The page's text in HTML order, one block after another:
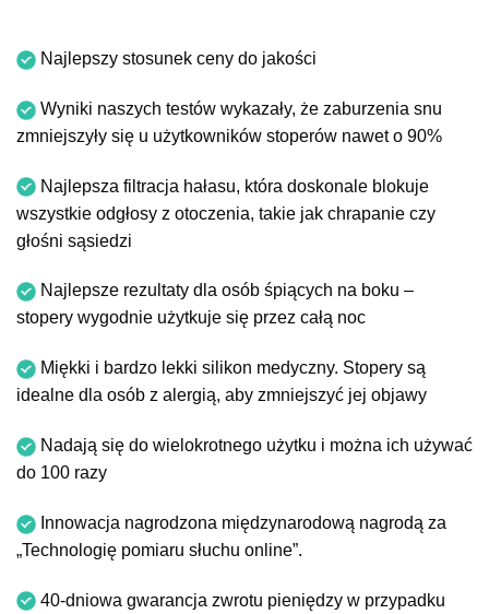
Najlepszy stosunek ceny do jakości
Wyniki naszych testów wykazały, że zaburzenia snu
zmniejszyły się u użytkowników stoperów nawet o 90%
Najlepsza filtracja hałasu, która doskonale blokuje
wszystkie odgłosy z otoczenia, takie jak chrapanie czy
głośni sąsiedzi
Najlepsze rezultaty dla osób śpiących na boku –
stopery wygodnie użytkuje się przez całą noc
Miękki i bardzo lekki silikon medyczny. Stopery są
idealne dla osób z alergią, aby zmniejszyć jej objawy
Nadają się do wielokrotnego użytku i można ich używać
do 100 razy
Innowacja nagrodzona międzynarodową nagrodą za
„Technologię pomiaru słuchu online”.
40-dniowa gwarancja zwrotu pieniędzy w przypadku